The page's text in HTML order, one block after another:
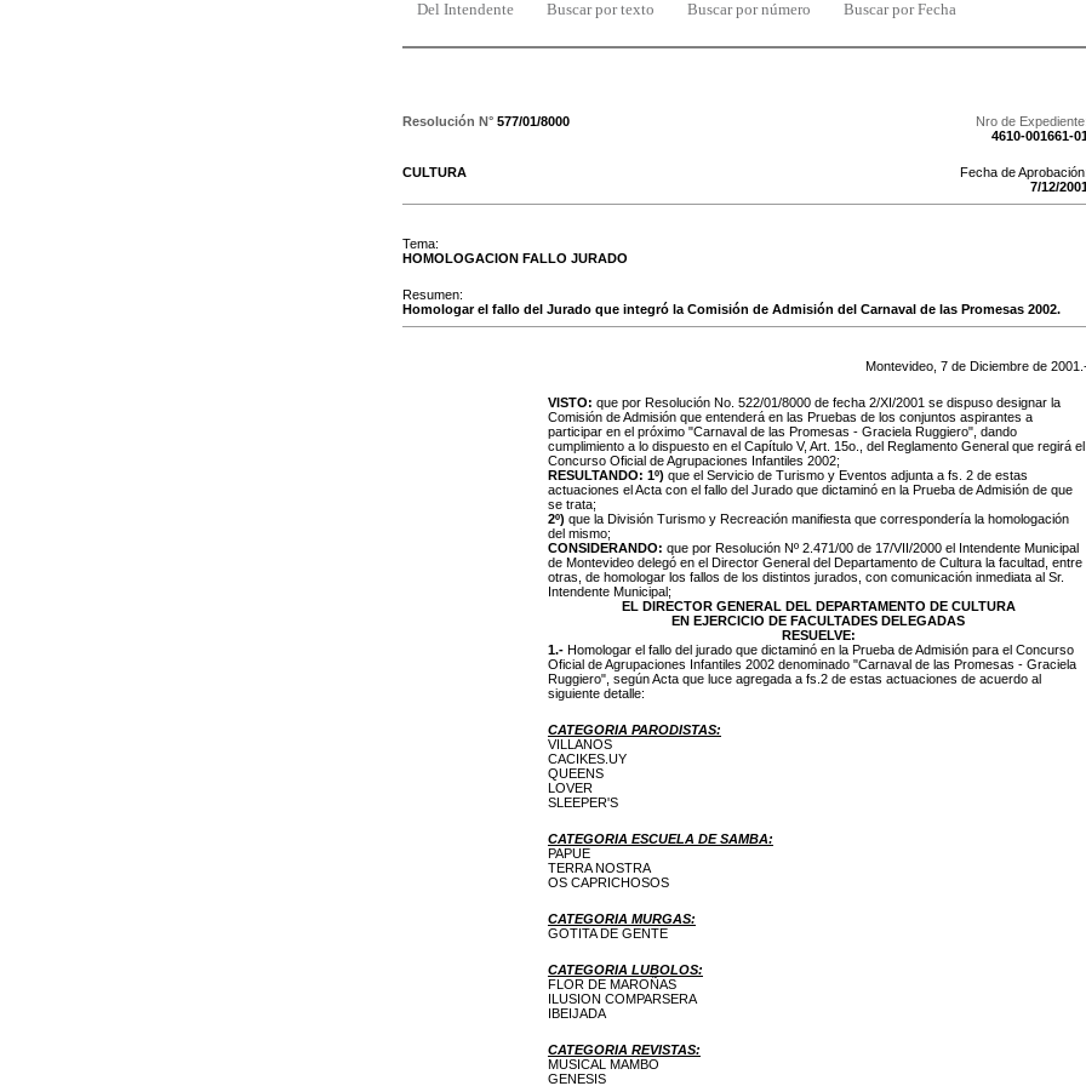
Del Intendente Buscar por texto Buscar por número Buscar por Fecha
Resolución N° 577/01/8000
Nro de Expediente:
4610-001661-
CULTURA
Fecha de Aprobación:
7/12/
Tema:
HOMOLOGACION FALLO JURADO
Resumen:
Homologar el fallo del Jurado que integró la Comisión de Admisión del Carnaval de las Promesas 2002.
Montevideo, 7 de Diciembre de 2001
VISTO: que por Resolución No. 522/01/8000 de fecha 2/XI/2001 se dispuso designar la
Comisión de Admisión que entenderá en las Pruebas de los conjuntos aspirantes a
participar en el próximo "Carnaval de las Promesas - Graciela Ruggiero", dando
cumplimiento a lo dispuesto en el Capítulo V, Art. 15o., del Reglamento General que regirá el
Concurso Oficial de Agrupaciones Infantiles 2002;
RESULTANDO: 1º) que el Servicio de Turismo y Eventos adjunta a fs. 2 de estas
actuaciones el Acta con el fallo del Jurado que dictaminó en la Prueba de Admisión de que
se trata;
2º) que la División Turismo y Recreación manifiesta que correspondería la homologación
del mismo;
CONSIDERANDO: que por Resolución Nº 2.471/00 de 17/VII/2000 el Intendente Municipal
de Montevideo delegó en el Director General del Departamento de Cultura la facultad, entre
otras, de homologar los fallos de los distintos jurados, con comunicación inmediata al Sr.
Intendente Municipal;
EL DIRECTOR GENERAL DEL DEPARTAMENTO DE CULTURA
EN EJERCICIO DE FACULTADES DELEGADAS
RESUELVE:
1.- Homologar el fallo del jurado que dictaminó en la Prueba de Admisión para el Concurso
Oficial de Agrupaciones Infantiles 2002 denominado "Carnaval de las Promesas - Graciela
Ruggiero", según Acta que luce agregada a fs.2 de estas actuaciones de acuerdo al
siguiente detalle:
CATEGORIA PARODISTAS:
VILLANOS
CACIKES.UY
QUEENS
LOVER
SLEEPER'S
CATEGORIA ESCUELA DE SAMBA:
PAPUE
TERRA NOSTRA
OS CAPRICHOSOS
CATEGORIA MURGAS:
GOTITA DE GENTE
CATEGORIA LUBOLOS:
FLOR DE MAROÑAS
ILUSION COMPARSERA
IBEIJADA
CATEGORIA REVISTAS:
MUSICAL MAMBO
GENESIS